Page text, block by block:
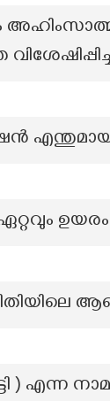
എന്തുമായി
) എന്ന